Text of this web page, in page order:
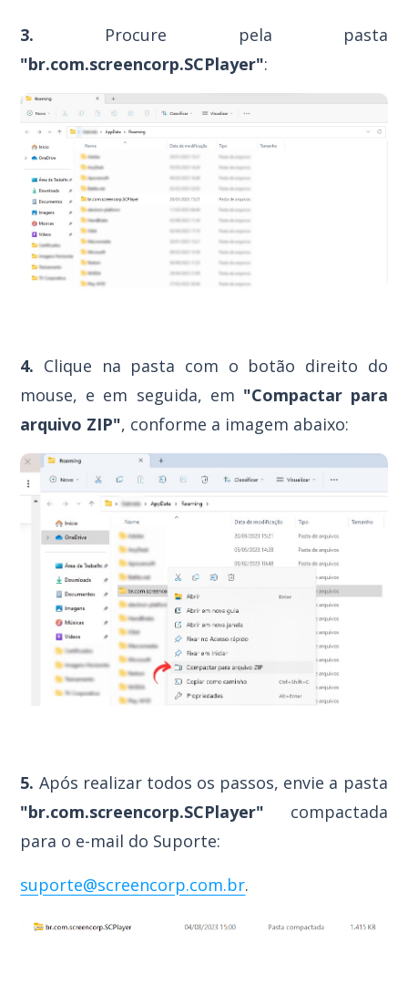
3. Procure pela pasta
"br.com.screencorp.SCPlayer":
4. Clique na pasta com o botão direito do
mouse, e em seguida, em "Compactar para
arquivo ZIP", conforme a imagem abaixo:
5. Após realizar todos os passos, envie a pasta
"br.com.screencorp.SCPlayer" compactada
para o e-mail do Suporte:
suporte@screencorp.com.br.